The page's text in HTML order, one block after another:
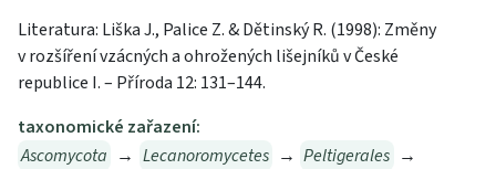
Literatura: Liška J., Palice Z. & Dětinský R. (1998): Změny
v rozšíření vzácných a ohrožených lišejníků v České
republice I. – Příroda 12: 131–144.
taxonomické zařazení:
Ascomycota → Lecanoromycetes → Peltigerales →